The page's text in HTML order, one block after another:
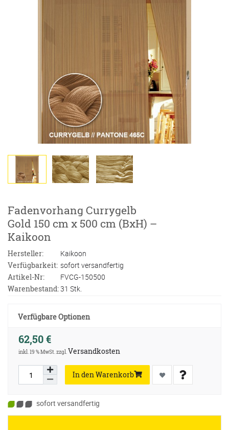
Fadenvorhang Currygelb
Gold 150 cm x 500 cm (BxH) –
Kaikoon
Hersteller:
Kaikoon
Verfügbarkeit: sofort versandfertig
Artikel-Nr:
FVCG-150500
Warenbestand:31 Stk.
Verfügbare Optionen
62,50 €
inkl. 19 % MwSt. zzgl.Versandkosten
In den Warenkorb
sofort versandfertig